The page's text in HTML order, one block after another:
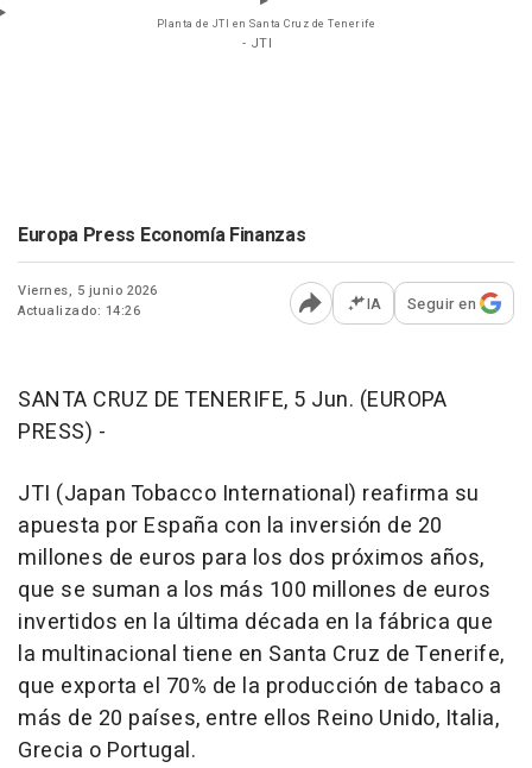
Planta de JTI en Santa Cruz de Tenerife
- JTI
Europa Press Economía Finanzas
Viernes, 5 junio 2026
Actualizado: 14:26
Abrir opciones para
IA Seguir en
SANTA CRUZ DE TENERIFE, 5 Jun. (EUROPA
PRESS) -
JTI (Japan Tobacco International) reafirma su
apuesta por España con la inversión de 20
millones de euros para los dos próximos años,
que se suman a los más 100 millones de euros
invertidos en la última década en la fábrica que
la multinacional tiene en Santa Cruz de Tenerife,
que exporta el 70% de la producción de tabaco a
más de 20 países, entre ellos Reino Unido, Italia,
Grecia o Portugal.